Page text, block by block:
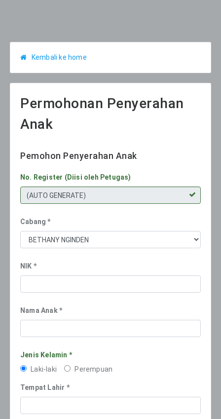
Kembali ke home
Permohonan Penyerahan
Anak
Pemohon Penyerahan Anak
No. Register (Diisi oleh Petugas)
Cabang *
NIK *
Nama Anak *
Jenis Kelamin *
Laki-laki
Perempuan
Tempat Lahir *